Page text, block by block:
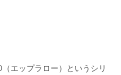
エップラロー）というシリ